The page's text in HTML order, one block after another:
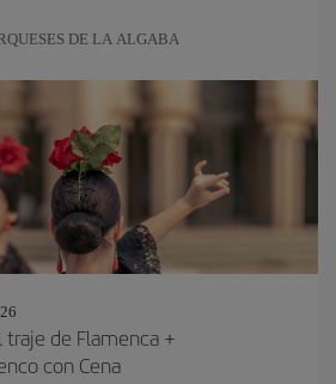
DE LA ALGABA
traje de Flamenca +
con Cena